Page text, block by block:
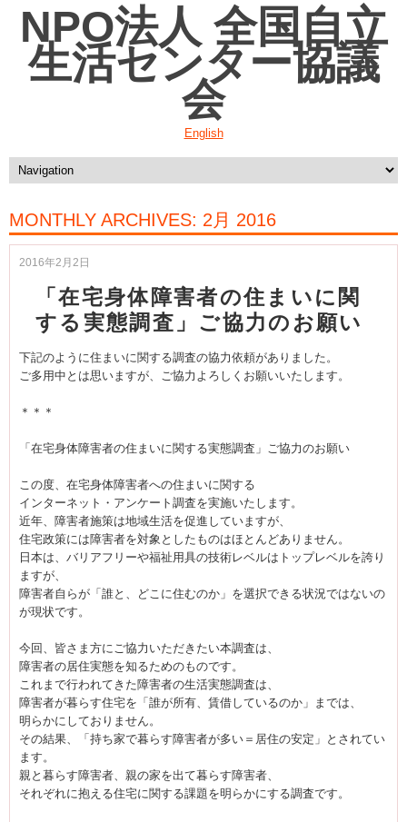
NPO法人 全国自立
生活センター協議
会
English
MONTHLY ARCHIVES: 2月 2016
2016年2月2日
「在宅身体障害者の住まいに関
する実態調査」ご協力のお願い
下記のように住まいに関する調査の協力依頼がありました。
ご多用中とは思いますが、ご協力よろしくお願いいたします。
＊＊＊
「在宅身体障害者の住まいに関する実態調査」ご協力のお願い
この度、在宅身体障害者への住まいに関する
インターネット・アンケート調査を実施いたします。
近年、障害者施策は地域生活を促進していますが、
住宅政策には障害者を対象としたものはほとんどありません。
日本は、バリアフリーや福祉用具の技術レベルはトップレベルを誇り
ますが、
障害者自らが「誰と、どこに住むのか」を選択できる状況ではないの
が現状です。
今回、皆さま方にご協力いただきたい本調査は、
障害者の居住実態を知るためのものです。
これまで行われてきた障害者の生活実態調査は、
障害者が暮らす住宅を「誰が所有、賃借しているのか」までは、
明らかにしておりません。
その結果、「持ち家で暮らす障害者が多い＝居住の安定」とされてい
ます。
親と暮らす障害者、親の家を出て暮らす障害者、
それぞれに抱える住宅に関する課題を明らかにする調査です。